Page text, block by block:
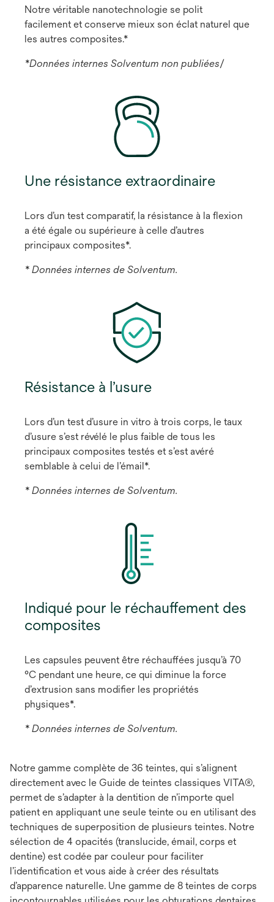
Notre véritable nanotechnologie se polit
facilement et conserve mieux son éclat naturel que
les autres composites.*
*Données internes Solventum non publiées/
Une résistance extraordinaire
Lors d’un test comparatif, la résistance à la flexion
a été égale ou supérieure à celle d’autres
principaux composites*.
* Données internes de Solventum.
Résistance à l’usure
Lors d’un test d’usure in vitro à trois corps, le taux
d’usure s’est révélé le plus faible de tous les
principaux composites testés et s’est avéré
semblable à celui de l’émail*.
* Données internes de Solventum.
Indiqué pour le réchauffement des
composites
Les capsules peuvent être réchauffées jusqu’à 70
°C pendant une heure, ce qui diminue la force
d’extrusion sans modifier les propriétés
physiques*.
* Données internes de Solventum.
Notre gamme complète de 36 teintes, qui s’alignent
directement avec le Guide de teintes classiques VITA®,
permet de s’adapter à la dentition de n’importe quel
patient en appliquant une seule teinte ou en utilisant des
techniques de superposition de plusieurs teintes. Notre
sélection de 4 opacités (translucide, émail, corps et
dentine) est codée par couleur pour faciliter
l’identiﬁcation et vous aide à créer des résultats
d’apparence naturelle. Une gamme de 8 teintes de corps